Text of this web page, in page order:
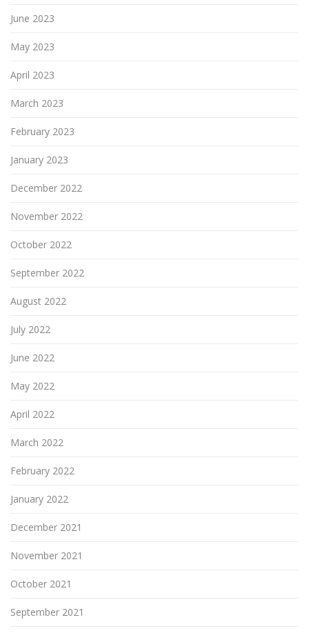
June 2023
May 2023
April 2023
March 2023
February 2023
January 2023
December 2022
November 2022
October 2022
September 2022
August 2022
July 2022
June 2022
May 2022
April 2022
March 2022
February 2022
January 2022
December 2021
November 2021
October 2021
September 2021